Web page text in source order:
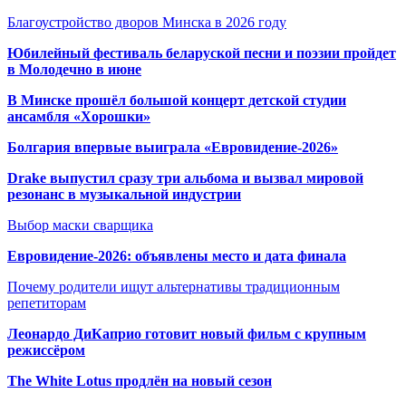
Благоустройство дворов Минска в 2026 году
Юбилейный фестиваль беларуской песни и поэзии пройдет
в Молодечно в июне
В Минске прошёл большой концерт детской студии
ансамбля «Хорошки»
Болгария впервые выиграла «Евровидение-2026»
Drake выпустил сразу три альбома и вызвал мировой
резонанс в музыкальной индустрии
Выбор маски сварщика
Евровидение-2026: объявлены место и дата финала
Почему родители ищут альтернативы традиционным
репетиторам
Леонардо ДиКаприо готовит новый фильм с крупным
режиссёром
The White Lotus продлён на новый сезон